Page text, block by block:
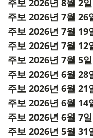
주보 2026년 7월 26
주보 2026년 7월 19
주보 2026년 7월 12
주보 2026년 7월 5일
주보 2026년 6월 28
주보 2026년 6월 21
주보 2026년 6월 14
주보 2026년 6월 7일
주보 2026년 5월 31